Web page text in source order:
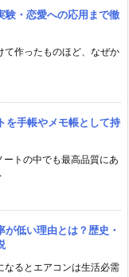
験・恋愛への応用まで徹
作ったものほど、なぜか
を手帳やメモ帳として持
トの中でも最高品質にあ
が低い理由とは？歴史・
るとエアコンは生活必需